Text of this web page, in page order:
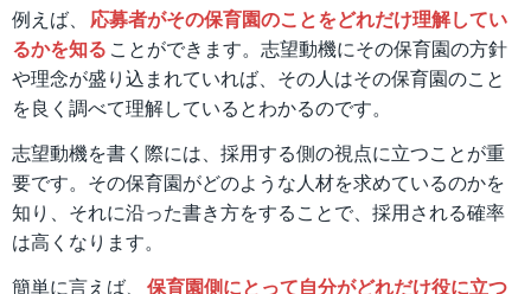
例えば、
応募者がその保育園のことをどれだけ理解してい
るかを知る ことができます。志望動機にその保育園の方針
や理念が盛り込まれていれば、その人はその保育園のこと
を良く調べて理解しているとわかるのです。
志望動機を書く際には、採用する側の視点に立つことが重
要です。その保育園がどのような人材を求めているのかを
知り、それに沿った書き方をすることで、採用される確率
は高くなります。
簡単に言えば、 保育園側にとって自分がどれだけ役に立つ